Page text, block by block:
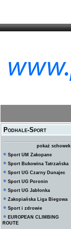
Podhale-Sport
pokaż schowek
Sport UM Zakopane
Sport Bukowina Tatrzańska
Sport UG Czarny Dunajec
Sport UG Poronin
Sport UG Jabłonka
Zakopiańska Liga Biegowa
Sport i zdrowie
EUROPEAN CLIMBING
ROUTE